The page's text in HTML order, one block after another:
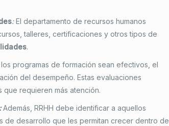
:El departamento de recursos humanos
talleres, certificaciones y otros tipos de
.
programas de formación sean efectivos, el
del desempeño. Estas evaluaciones
requieren más atención.
:Además, RRHH debe identificar a aquellos
desarrollo que les permitan crecer dentro de